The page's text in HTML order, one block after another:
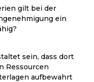
gilt bei der
ein
sein, dass dort
Ressourcen
aufbewahrt